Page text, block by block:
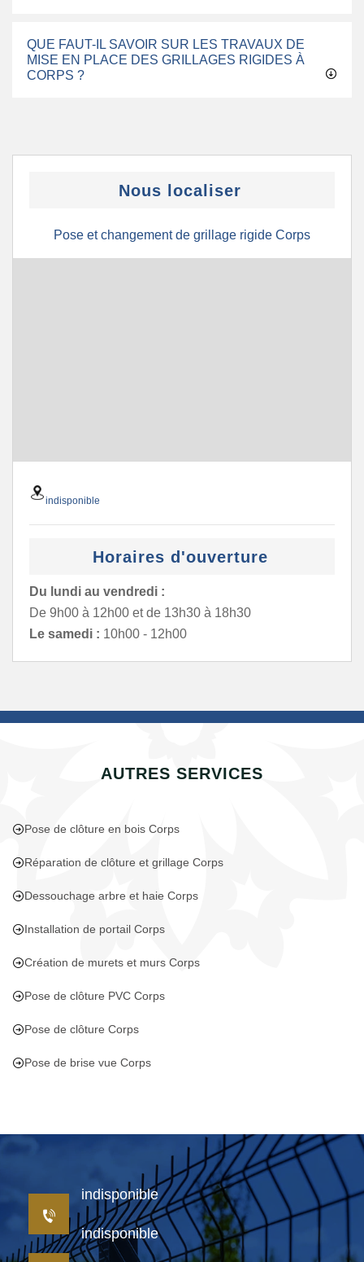
QUE FAUT-IL SAVOIR SUR LES TRAVAUX DE
MISE EN PLACE DES GRILLAGES RIGIDES À
CORPS ?
Nous localiser
Pose et changement de grillage rigide Corps
indisponible
Horaires d'ouverture
Du lundi au vendredi :
De 9h00 à 12h00 et de 13h30 à 18h30
Le samedi : 10h00 - 12h00
AUTRES SERVICES
Pose de clôture en bois Corps
Réparation de clôture et grillage Corps
Dessouchage arbre et haie Corps
Installation de portail Corps
Création de murets et murs Corps
Pose de clôture PVC Corps
Pose de clôture Corps
Pose de brise vue Corps
indisponible
indisponible